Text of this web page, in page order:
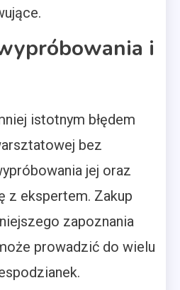
i
istotnym błędem
bez
jej oraz
z ekspertem. Zakup
zapoznania
prowadzić do wielu